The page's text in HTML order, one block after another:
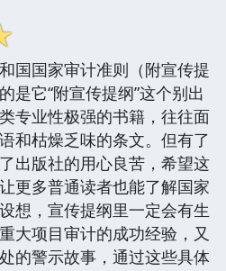
国国家审计准则（附宣传提
是它“附宣传提纲”这个别出
专业性极强的书籍，往往面
和枯燥乏味的条文。但有了
出版社的用心良苦，希望这
更多普通读者也能了解国家
想，宣传提纲里一定会有生
大项目审计的成功经验，又
的警示故事，通过这些具体